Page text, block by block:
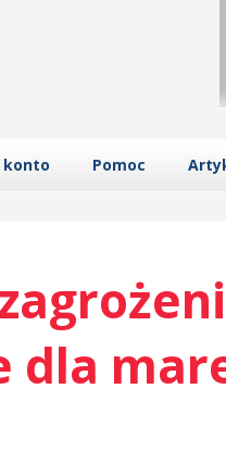
konto Pomoc
dla